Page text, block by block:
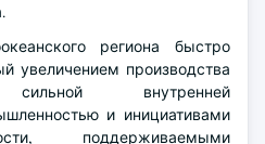
региона быстро
увеличением производства
сильной внутренней
и инициативами
поддерживаемыми